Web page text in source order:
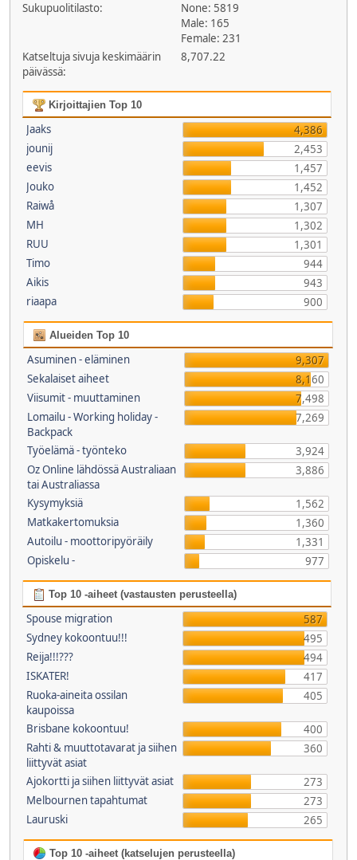
Sukupuolitilasto:
None: 5819
Male: 165
Female: 231
Katseltuja sivuja keskimäärin
päivässä:
8,707.22
Kirjoittajien Top 10
Jaaks
4,386
jounij
2,453
eevis
1,457
Jouko
1,452
Raiwå
1,307
MH
1,302
RUU
1,301
Timo
944
Aikis
943
riaapa
900
Alueiden Top 10
Asuminen - eläminen
9,307
Sekalaiset aiheet
8,160
Viisumit - muuttaminen
7,498
Lomailu - Working holiday -
Backpack
7,269
Työelämä - työnteko
3,924
Oz Online lähdössä Australiaan
tai Australiassa
3,886
Kysymyksiä
1,562
Matkakertomuksia
1,360
Autoilu - moottoripyöräily
1,331
Opiskelu -
977
Top 10 -aiheet (vastausten perusteella)
Spouse migration
587
Sydney kokoontuu!!!
495
Reija!!!???
494
ISKATER!
417
Ruoka-aineita ossilan
kaupoissa
405
Brisbane kokoontuu!
400
Rahti & muuttotavarat ja siihen
liittyvät asiat
360
Ajokortti ja siihen liittyvät asiat
273
Melbournen tapahtumat
273
Lauruski
265
Top 10 -aiheet (katselujen perusteella)